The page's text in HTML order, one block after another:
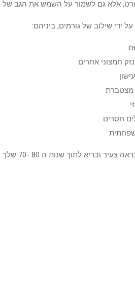
אלא גם לשמור על השמש את הגב של
ידי שילוב של גורמים, ביניהם:
חמצוני אחרים
מצטברת
חסרים
ובריא לתוך שנות ה 80 -70 שלך.